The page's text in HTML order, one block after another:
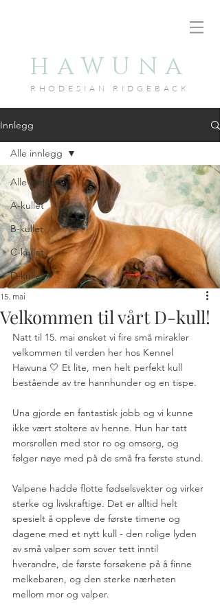
HAWUNA
RHODESIAN RID GEBACK
Innlegg
Alle innlegg
A-kullet
B-kullet
C-kullet
D-kullet
Alle innlegg
Velkommen til vårt D-kull!
15. mai
Natt til 15. mai ønsket vi fire små mirakler
velkommen til verden her hos Kennel
Hawuna 🤍 Et lite, men helt perfekt kull
bestående av tre hannhunder og en tispe.
Una gjorde en fantastisk jobb og vi kunne
ikke vært stoltere av henne. Hun har tatt
morsrollen med stor ro og omsorg, og
følger nøye med på de små fra første stund.
Valpene hadde flotte fødselsvekter og virker
sterke og livskraftige. Det er alltid helt
spesielt å oppleve de første timene og
dagene med et nytt kull - den rolige lyden
av små valper som sover tett inntil
hverandre, de første forsøkene på å finne
melkebaren, og den sterke nærheten
mellom mor og valper.